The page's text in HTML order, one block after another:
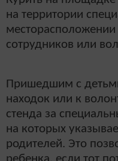
на территории
сотрудников или
Пришедшим с
находок или к
стенда за
на которых
родителей. Это